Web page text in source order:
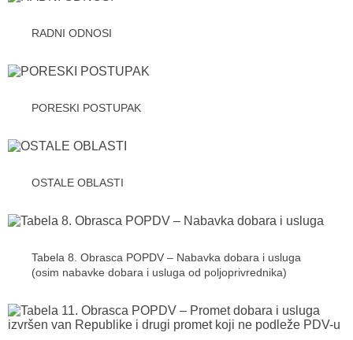
RADNI ODNOSI
PORESKI POSTUPAK
OSTALE OBLASTI
Tabela 8. Obrasca POPDV – Nabavka dobara i usluga
(osim nabavke dobara i usluga od poljoprivrednika)